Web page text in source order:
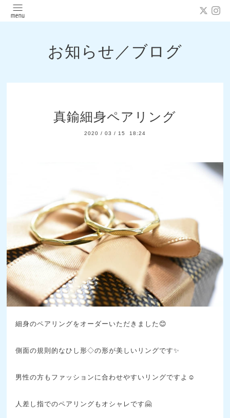
お知らせ／ブログ
真鍮細身ペアリング
2020 / 03 / 15 18:24
細身のペアリングをオーダーいただきました😊
側面の規則的なひし形◇の形が美しいリングです✨
男性の方もファッションに合わせやすいリングですよ☺️
人差し指でのペアリングもオシャレです🤗